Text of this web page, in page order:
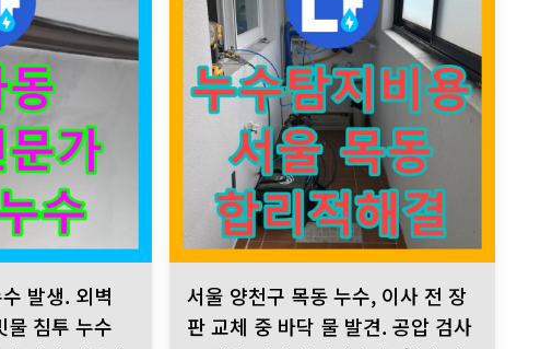
발생. 외벽
물 침투 누수
서울 양천구 목동 누수, 이사 전 장
판 교체 중 바닥 물 발견. 공압 검사